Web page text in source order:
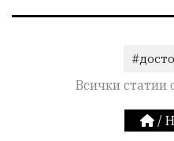
Всички статии
/